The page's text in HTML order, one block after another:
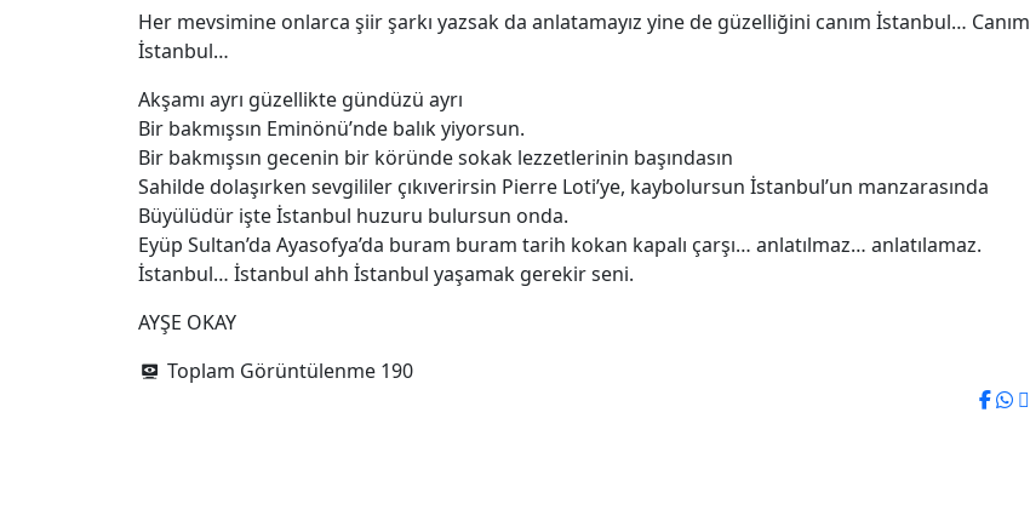
Her mevsimine onlarca şiir şarkı yazsak da anlatamayız yine de güzelliğini canım İstanbul… Canım
İstanbul…
Akşamı ayrı güzellikte gündüzü ayrı
Bir bakmışsın Eminönü’nde balık yiyorsun.
Bir bakmışsın gecenin bir köründe sokak lezzetlerinin başındasın
Sahilde dolaşırken sevgililer çıkıverirsin Pierre Loti’ye, kaybolursun İstanbul’un manzarasında
Büyülüdür işte İstanbul huzuru bulursun onda.
Eyüp Sultan’da Ayasofya’da buram buram tarih kokan kapalı çarşı… anlatılmaz… anlatılamaz.
İstanbul… İstanbul ahh İstanbul yaşamak gerekir seni.
AYŞE OKAY
Toplam Görüntülenme 190